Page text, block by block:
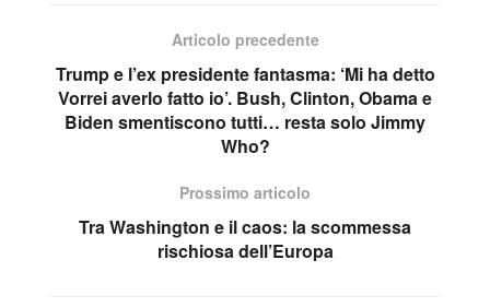
Articolo precedente
Trump e l’ex presidente fantasma: ‘Mi ha detto
Vorrei averlo fatto io’. Bush, Clinton, Obama e
Biden smentiscono tutti… resta solo Jimmy
Who?
Prossimo articolo
Tra Washington e il caos: la scommessa
rischiosa dell’Europa